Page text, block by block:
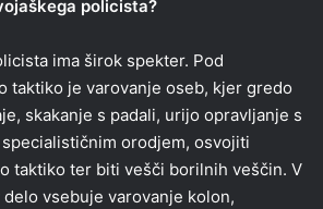
policista?
ima širok spekter. Pod
taktiko je varovanje oseb, kjer gredo
skakanje s padali, urijo opravljanje s
orodjem, osvojiti
taktiko ter biti vešči borilnih veščin. V
vsebuje varovanje kolon,